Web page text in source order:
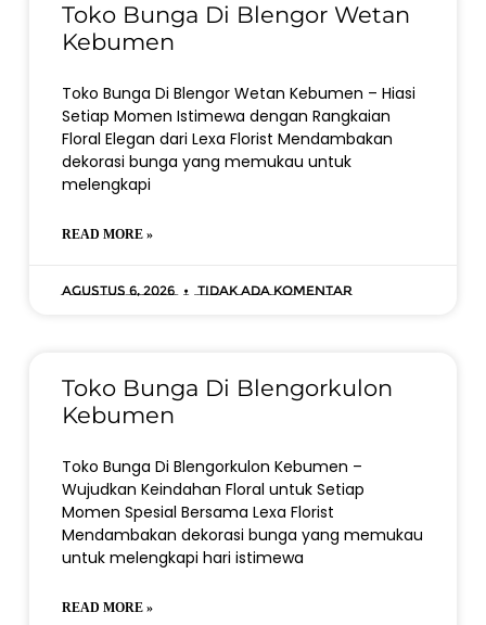
Toko Bunga Di Blengor Wetan
Kebumen
Toko Bunga Di Blengor Wetan Kebumen – Hiasi
Setiap Momen Istimewa dengan Rangkaian
Floral Elegan dari Lexa Florist Mendambakan
dekorasi bunga yang memukau untuk
melengkapi
READ MORE »
Agustus 6, 2026 Tidak ada komentar
Toko Bunga Di Blengorkulon
Kebumen
Toko Bunga Di Blengorkulon Kebumen –
Wujudkan Keindahan Floral untuk Setiap
Momen Spesial Bersama Lexa Florist
Mendambakan dekorasi bunga yang memukau
untuk melengkapi hari istimewa
READ MORE »